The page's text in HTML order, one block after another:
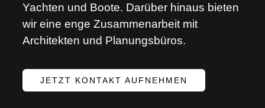
Yachten und Boote. Darüber hinaus bieten
wir eine enge Zusammenarbeit mit
Architekten und Planungsbüros.
JETZT KONTAKT AUFNEHMEN